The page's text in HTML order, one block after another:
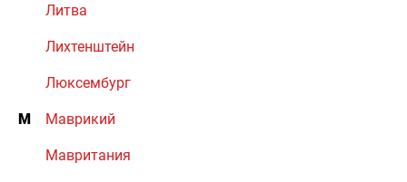
Литва
Лихтенштейн
Люксембург
М Маврикий
Мавритания